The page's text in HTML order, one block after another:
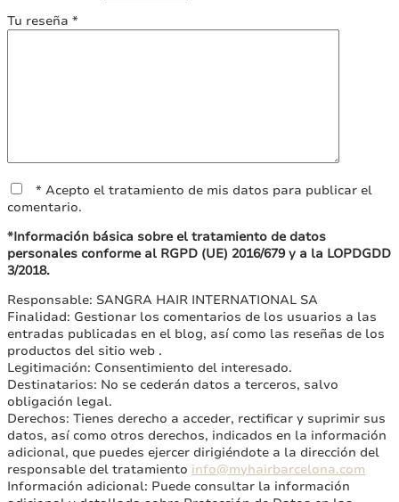
Tu reseña *
* Acepto el tratamiento de mis datos para publicar el
comentario.
*Información básica sobre el tratamiento de datos
personales conforme al RGPD (UE) 2016/679 y a la LOPDGDD
3/2018.
Responsable: SANGRA HAIR INTERNATIONAL SA
Finalidad: Gestionar los comentarios de los usuarios a las
entradas publicadas en el blog, así como las reseñas de los
productos del sitio web .
Legitimación: Consentimiento del interesado.
Destinatarios: No se cederán datos a terceros, salvo
obligación legal.
Derechos: Tienes derecho a acceder, rectificar y suprimir sus
datos, así como otros derechos, indicados en la información
adicional, que puedes ejercer dirigiéndote a la dirección del
responsable del tratamiento info@myhairbarcelona.com
Información adicional: Puede consultar la información